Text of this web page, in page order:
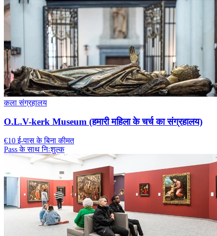
कला संग्रहालय
O.L.V-kerk Museum (हमारी महिला के चर्च का संग्रहालय)
€10 ई-पास के बिना कीमत
Pass के साथ निःशुल्क